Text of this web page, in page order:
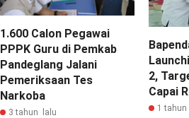
1.600 Calon Pegawai
PPPK Guru di Pemkab
Pandeglang Jalani
Pemeriksaan Tes
Narkoba
3 tahun lalu
2,
Capai
1